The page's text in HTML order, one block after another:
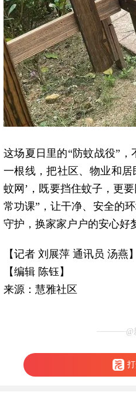
这场夏日里的“防蚊战役”
一根线，把社区、物业和
蚊网’，既要挡住蚊子，更
常功课”，让干净、安全的
守护，换家家户户的安心好
【记者 刘展萍 通讯员 汤燕 】
【编辑 陈钰】
来源：慧雅社区
@